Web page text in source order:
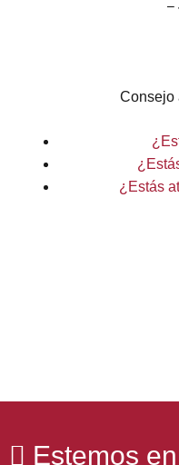
–
Consejo
¿Estás
Estemos